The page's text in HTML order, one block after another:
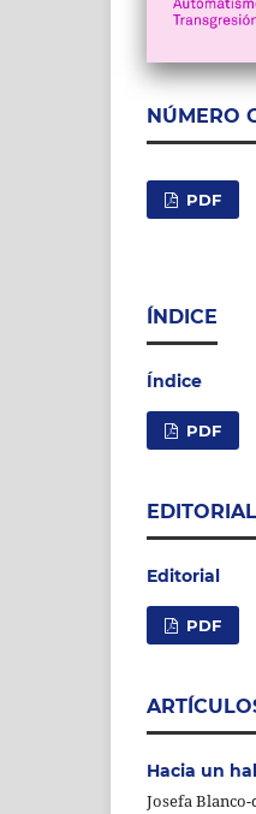
NÚMERO
PDF
ÍNDICE
Índice
PDF
EDITORIAL
Editorial
PDF
Hacia un
Josefa